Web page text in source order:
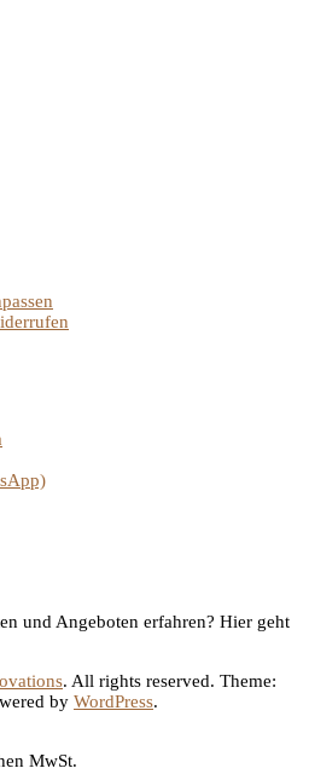
und Angeboten erfahren? Hier geht
. All rights reserved. Theme:
by WordPress.
MwSt.